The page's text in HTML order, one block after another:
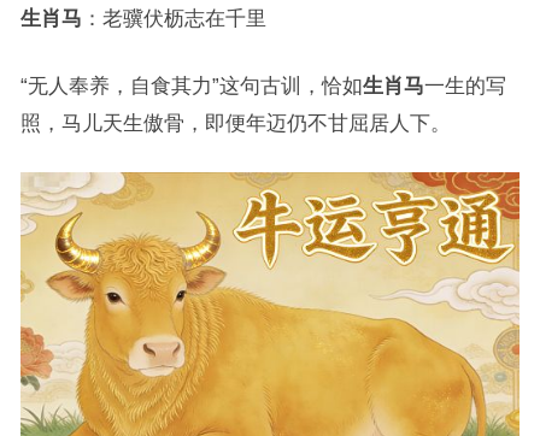
生肖马 ：老骥伏枥志在千里
“无人奉养，自食其力”这句古训，恰如生肖马一生的写
照，马儿天生傲骨，即便年迈仍不甘屈居人下。